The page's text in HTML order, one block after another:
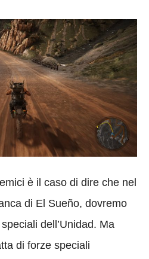
è il caso di dire che nel
di El Sueño, dovremo
dell’Unidad. Ma
di forze speciali